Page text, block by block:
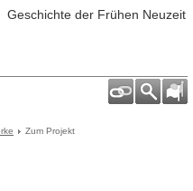
Geschichte der Frühen Neuzeit
Zum Projekt